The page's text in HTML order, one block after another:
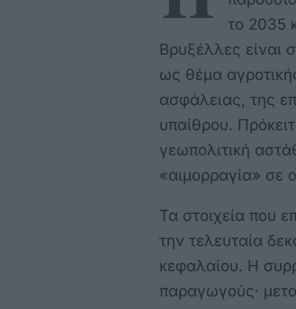
το 2035
Βρυξέλλες είναι
ως θέμα
ασφάλειας, της
υπαίθρου.
γεωπολιτική
«αιμορραγία» σε
Τα στοιχεία που
την τελευταία
κεφαλαίου. Η
παραγωγούς·